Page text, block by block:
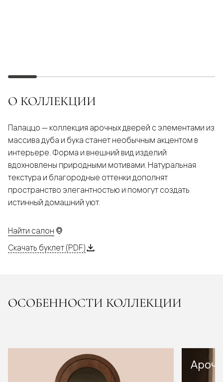
О КОЛЛЕКЦИИ
Палаццо — коллекция арочных дверей с элементами из
массива дуба и бука станет необычным акцентом в
интерьере. Форма и внешний вид изделий
вдохновлены природными мотивами. Натуральная
текстура и благородные оттенки дополнят
пространство элегантностью и помогут создать
истинный домашний уют.
Найти салон
Скачать буклет (PDF)
ОСОБЕННОСТИ КОЛЛЕКЦИИ